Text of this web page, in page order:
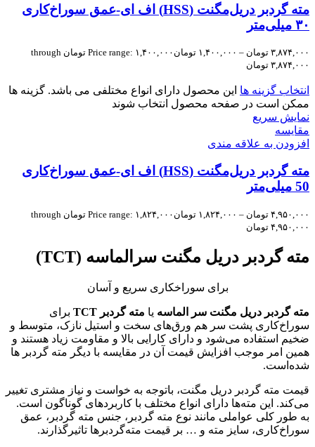
مته گردبر دریل‌مگنت (HSS) اف ای-عمق سوراخ‌کاری
۳۰ میلی‌متر
۳,۸۷۴,۰۰۰ تومان – ۱,۴۰۰,۰۰۰ تومان
Price range: ۱,۴۰۰,۰۰۰ تومان through
۳,۸۷۴,۰۰۰ تومان
انتخاب گزینه ها این محصول دارای انواع مختلفی می باشد. گزینه ها
ممکن است در صفحه محصول انتخاب شوند
نمایش سریع
مقايسه
افزودن به علاقه مندی
مته گردبر دریل‌مگنت (HSS) اف ای-عمق سوراخ‌کاری
50 میلی‌متر
۴,۹۵۰,۰۰۰ تومان – ۱,۸۲۴,۰۰۰ تومان
Price range: ۱,۸۲۴,۰۰۰ تومان through
۴,۹۵۰,۰۰۰ تومان
مته‌ گردبر دریل مگنت سرالماسه (TCT)
برای سوراخکاری سریع و آسان
مته گردبر دریل مگنت سر الماسه یا مته گردبر TCT
برای
سوراخ‌کاری پشت سر هم ورق‌های سخت و استیل نازک، متوسط و
ضخیم استفاده می‌شود و دارای کارایی بالا و مقاومت زیاد هستند و
همین امر موجب افزایش قیمت آن در مقایسه با دیگر مته گردبر ها
شده‌است.
قیمت مته‌ گردبر دریل مگنت، باتوجه به خواست و نیاز مشتری تغییر
می‌کند. این مته‌ها دارای انواع مختلف با کاربردهای گوناگون است.
به طور کلی عواملی مانند نوع مته گردبر، جنس مته گردبر، عمق
سوراخ‌کاری، سایز مته و … بر قیمت مته‌گردبرها تاثیرگذارند.